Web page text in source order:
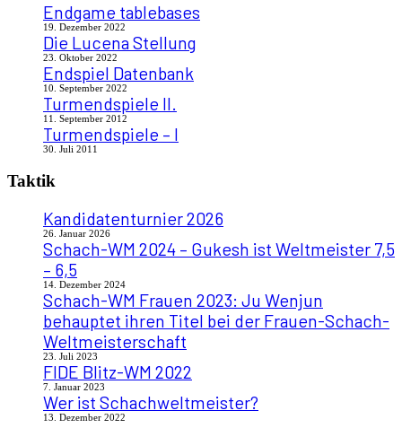
Endgame tablebases
19. Dezember 2022
Die Lucena Stellung
23. Oktober 2022
Endspiel Datenbank
10. September 2022
Turmendspiele II.
11. September 2012
Turmendspiele – I
30. Juli 2011
Taktik
Kandidatenturnier 2026
26. Januar 2026
Schach-WM 2024 – Gukesh ist Weltmeister 7,5
– 6,5
14. Dezember 2024
Schach-WM Frauen 2023: Ju Wenjun
behauptet ihren Titel bei der Frauen-Schach-
Weltmeisterschaft
23. Juli 2023
FIDE Blitz-WM 2022
7. Januar 2023
Wer ist Schachweltmeister?
13. Dezember 2022